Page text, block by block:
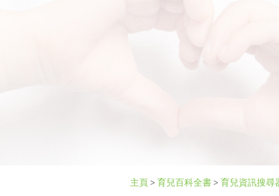
主頁> 育兒百科全書> 育兒資訊搜尋